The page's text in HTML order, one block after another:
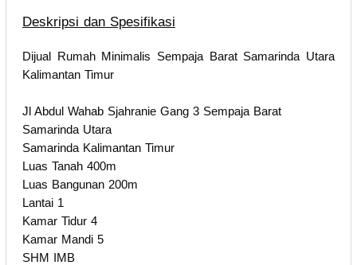
Deskripsi dan Spesifikasi
Dijual Rumah Minimalis Sempaja Barat Samarinda Utara
Kalimantan Timur
Jl Abdul Wahab Sjahranie Gang 3 Sempaja Barat
Samarinda Utara
Samarinda Kalimantan Timur
Luas Tanah 400m
Luas Bangunan 200m
Lantai 1
Kamar Tidur 4
Kamar Mandi 5
SHM IMB